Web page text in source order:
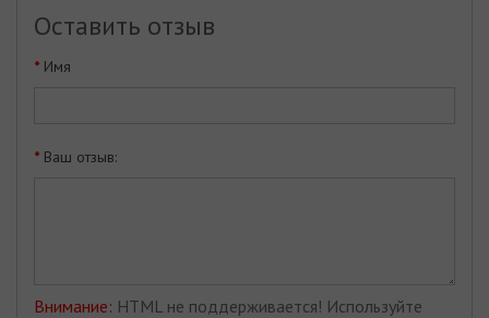
Оставить отзыв
Имя
Ваш отзыв:
Внимание: HTML не поддерживается! Используйте